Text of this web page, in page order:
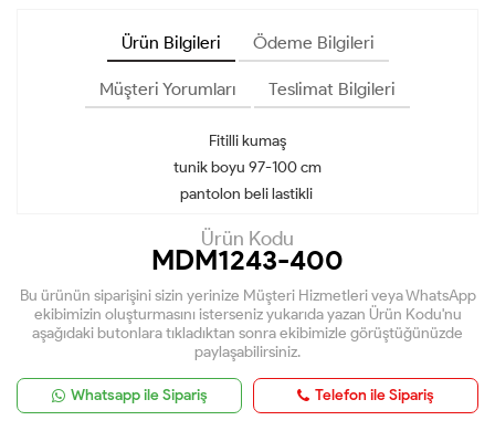
Ürün Bilgileri Ödeme Bilgileri
Müşteri Yorumları Teslimat Bilgileri
Fitilli kumaş
tunik boyu 97-100 cm
pantolon beli lastikli
Ürün Kodu
MDM1243-400
Bu ürünün siparişini sizin yerinize Müşteri Hizmetleri veya WhatsApp
ekibimizin oluşturmasını isterseniz yukarıda yazan Ürün Kodu'nu
aşağıdaki butonlara tıkladıktan sonra ekibimizle görüştüğünüzde
paylaşabilirsiniz.
Whatsapp ile Sipariş Telefon ile Sipariş